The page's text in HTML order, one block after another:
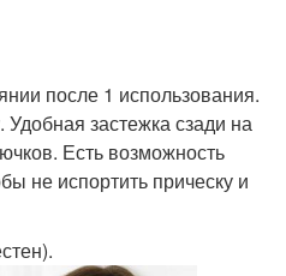
после 1 использования.
застежка сзади на
Есть возможность
не испортить прическу и